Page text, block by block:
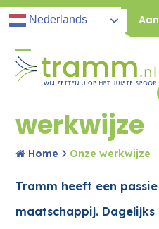
Skip
content
Nederlands
Open
menu
Close
menu
werkwijze
Home Onze werkwijze
Tramm heeft een
maatschappij.